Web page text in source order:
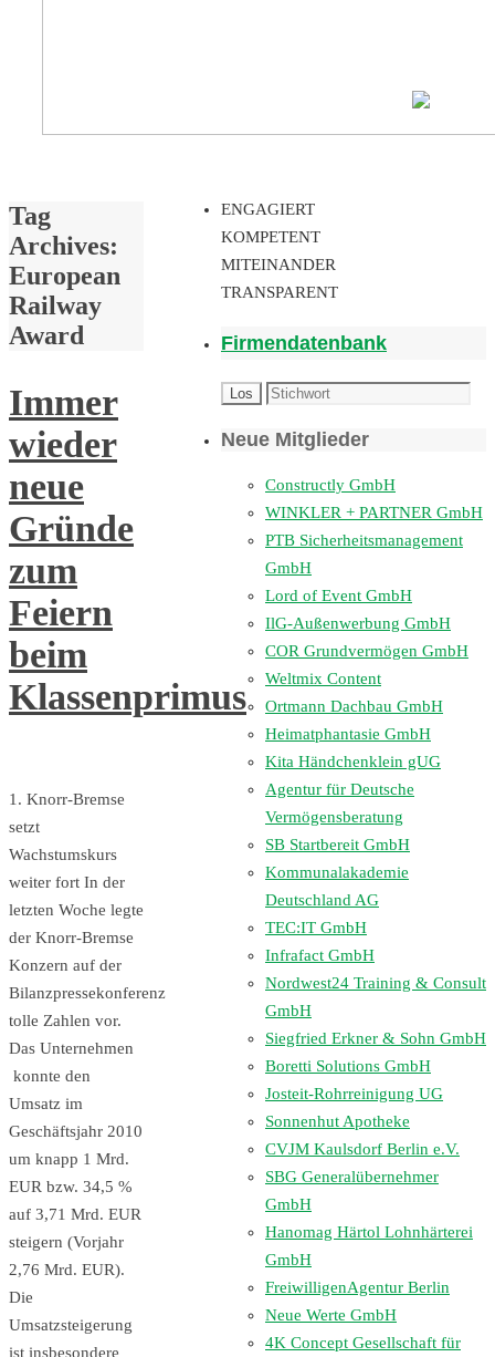
Tag
Archives:
European
Railway
Award
Immer
wieder
neue
Gründe
zum
Feiern
beim
Klassenprimus
1. Knorr-Bremse
setzt
Wachstumskurs
weiter fort In der
letzten Woche legte
der Knorr-Bremse
Konzern auf der
Bilanzpressekonferenz
tolle Zahlen vor.
Das Unternehmen
konnte den
Umsatz im
Geschäftsjahr 2010
um knapp 1 Mrd.
EUR bzw. 34,5 %
auf 3,71 Mrd. EUR
steigern (Vorjahr
2,76 Mrd. EUR).
Die
Umsatzsteigerung
ist insbesondere
ENGAGIERT
KOMPETENT
MITEINANDER
TRANSPARENT
Firmendatenbank
Neue Mitglieder
Constructly GmbH
WINKLER + PARTNER GmbH
PTB Sicherheitsmanagement
GmbH
Lord of Event GmbH
IlG-Außenwerbung GmbH
COR Grundvermögen GmbH
Weltmix Content
Ortmann Dachbau GmbH
Heimatphantasie GmbH
Kita Händchenklein gUG
Agentur für Deutsche
Vermögensberatung
SB Startbereit GmbH
Kommunalakademie
Deutschland AG
TEC:IT GmbH
Infrafact GmbH
Nordwest24 Training & Consult
GmbH
Siegfried Erkner & Sohn GmbH
Boretti Solutions GmbH
Josteit-Rohrreinigung UG
Sonnenhut Apotheke
CVJM Kaulsdorf Berlin e.V.
SBG Generalübernehmer
GmbH
Hanomag Härtol Lohnhärterei
GmbH
FreiwilligenAgentur Berlin
Neue Werte GmbH
4K Concept Gesellschaft für